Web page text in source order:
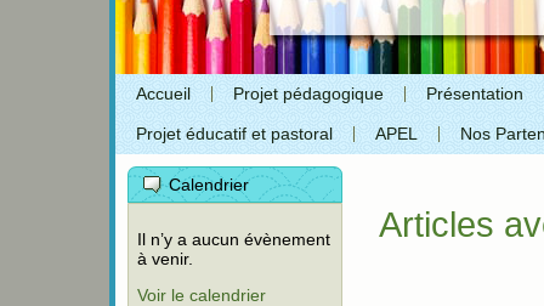
Accueil Projet pédagogique Présentation
Projet éducatif et pastoral APEL Nos
Calendrier
Il n’y a aucun évènement
à venir.
Voir le calendrier
Articles